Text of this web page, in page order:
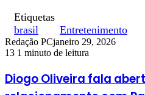
Etiquetas
brasil
Entretenimento
Redação PCjaneiro 29, 2026
13 1 minuto de leitura
Diogo Oliveira fala